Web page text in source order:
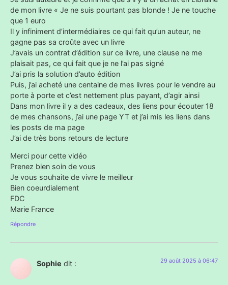
de mon livre « Je ne suis pourtant pas blonde ! Je ne touche
que 1 euro
Il y infiniment d’intermédiaires ce qui fait qu’un auteur, ne
gagne pas sa croûte avec un livre
J’avais un contrat d’édition sur ce livre, une clause ne me
plaisait pas, ce qui fait que je ne l’ai pas signé
J’ai pris la solution d’auto édition
Puis, j’ai acheté une centaine de mes livres pour le vendre au
porte à porte et c’est nettement plus payant, d’agir ainsi
Dans mon livre il y a des cadeaux, des liens pour écouter 18
de mes chansons, j’ai une page YT et j’ai mis les liens dans
les posts de ma page
J’ai de très bons retours de lecture
Merci pour cette vidéo
Prenez bien soin de vous
Je vous souhaite de vivre le meilleur
Bien coeurdialement
FDC
Marie France
Répondre
Sophie dit : 29 août 2025 à 06:47